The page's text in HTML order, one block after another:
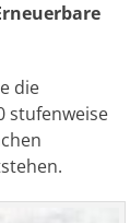
die
stufenweise